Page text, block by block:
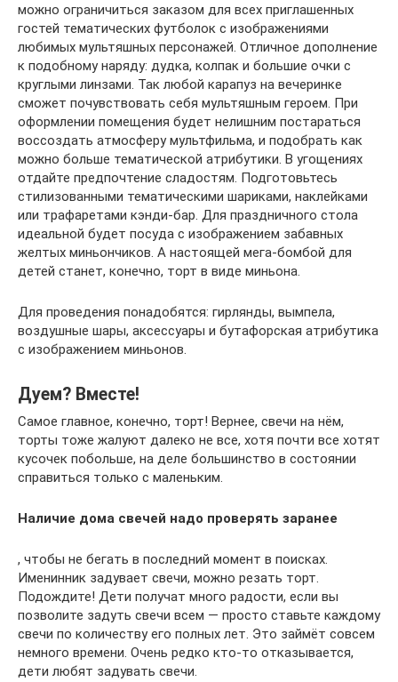
можно ограничиться заказом для всех приглашенных
гостей тематических футболок с изображениями
любимых мультяшных персонажей. Отличное дополнение
к подобному наряду: дудка, колпак и большие очки с
круглыми линзами. Так любой карапуз на вечеринке
сможет почувствовать себя мультяшным героем. При
оформлении помещения будет нелишним постараться
воссоздать атмосферу мультфильма, и подобрать как
можно больше тематической атрибутики. В угощениях
отдайте предпочтение сладостям. Подготовьтесь
стилизованными тематическими шариками, наклейками
или трафаретами кэнди-бар. Для праздничного стола
идеальной будет посуда с изображением забавных
желтых миньончиков. А настоящей мега-бомбой для
детей станет, конечно, торт в виде миньона.
Для проведения понадобятся: гирлянды, вымпела,
воздушные шары, аксессуары и бутафорская атрибутика
с изображением миньонов.
Дуем? Вместе!
Самое главное, конечно, торт! Вернее, свечи на нём,
торты тоже жалуют далеко не все, хотя почти все хотят
кусочек побольше, на деле большинство в состоянии
справиться только с маленьким.
Наличие дома свечей надо проверять заранее
, чтобы не бегать в последний момент в поисках.
Именинник задувает свечи, можно резать торт.
Подождите! Дети получат много радости, если вы
позволите задуть свечи всем — просто ставьте каждому
свечи по количеству его полных лет. Это займёт совсем
немного времени. Очень редко кто-то отказывается,
дети любят задувать свечи.